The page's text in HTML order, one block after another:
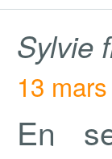
Sylvie
13
En